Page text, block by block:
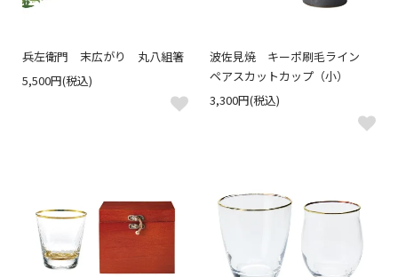
兵左衛門 末広がり 丸八組箸
5,500円(税込)
波佐見焼 キーポ刷毛ライン
ペアスカットカップ（小）
3,300円(税込)